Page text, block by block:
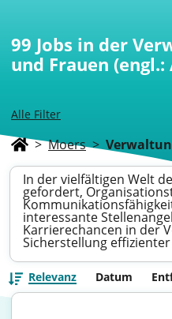
Alle Filter
99 Jobs in der
und Frauen
> Moers >
In der vielfältigen Welt
gefordert,
interessante
Karrierechancen in der
Sicherstellung
Relevanz Datum